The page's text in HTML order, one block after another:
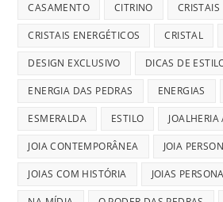
CASAMENTO CITRINO CRISTAIS
CRISTAIS ENERGÉTICOS CRISTAL
DESIGN EXCLUSIVO DICAS DE
ENERGIA DAS PEDRAS ENERGIAS
ESMERALDA ESTILO
JOIA CONTEMPORÂNEA JOIA
JOIAS COM HISTÓRIA JOIAS